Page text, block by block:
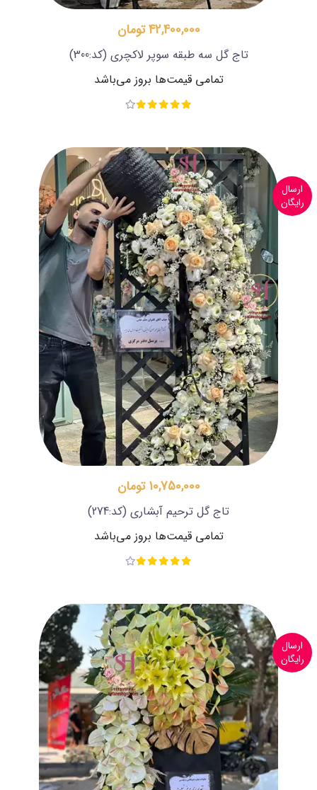
42,400,000 تومان
تاج گل سه طبقه سوپر لاکچری (کد:300)
تمامی قیمت‌ها بروز می‌باشد
ارسال
رایگان
10,750,000 تومان
تاج گل ترحیم آبشاری (کد:274)
تمامی قیمت‌ها بروز می‌باشد
ارسال
رایگان